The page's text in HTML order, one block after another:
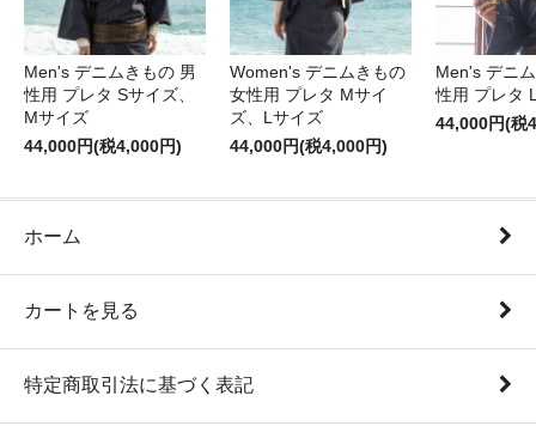
Men's デニムきもの 男
性用 プレタ Sサイズ、
Mサイズ
44,000円(税4,000円)
Women's デニムきもの
女性用 プレタ Mサイ
ズ、Lサイズ
44,000円(税4,000円)
Men's デニ
性用 プレタ
44,000円(税
ホーム
カートを見る
特定商取引法に基づく表記